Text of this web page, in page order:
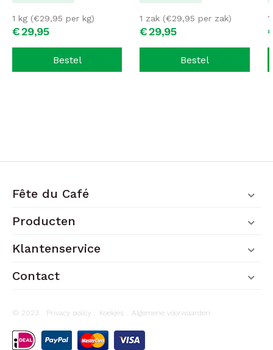
€29,95
1 kg (€29,95 per kg)
Bestel
€29,95
1 zak (€29,95 per zak)
Bestel
Fête du Café
Producten
Klantenservice
Contact
© 2023 . Privacy policy . Koekjes . Algemene voorwaarden